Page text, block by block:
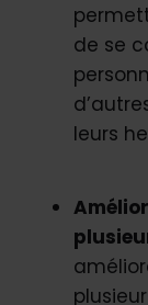
de se
leurs